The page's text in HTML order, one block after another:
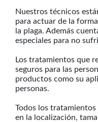
Nuestros técnicos
para actuar de la
la plaga. Además
especiales para no
Los tratamientos que
seguros para las
productos como su
personas.
Todos los
en la localización,